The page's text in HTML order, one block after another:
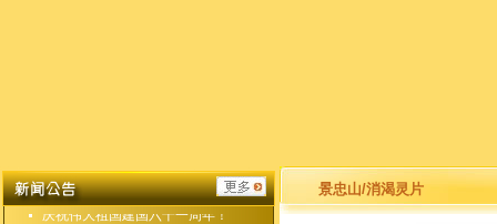
庆祝集团公司成立二十二周年！
庆祝伟大祖国建国六十一周年！
景忠山/消渴灵片